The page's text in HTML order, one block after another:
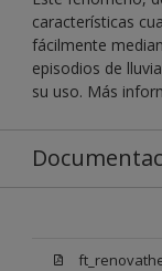
características
fácilmente
episodios de
su uso. Más